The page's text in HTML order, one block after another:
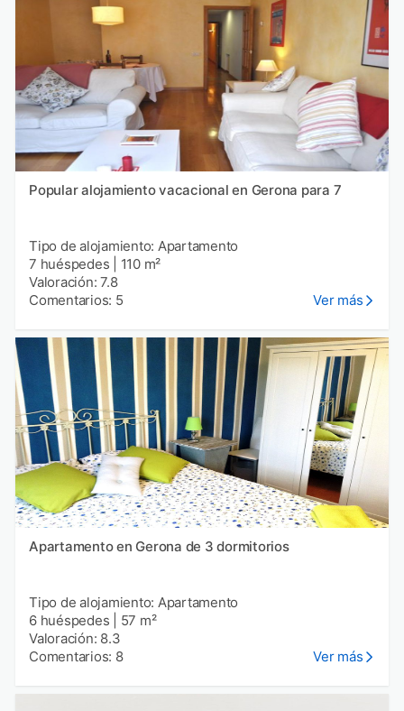
Popular alojamiento vacacional en Gerona para 7
Tipo de alojamiento: Apartamento
7 huéspedes
110 m²
Valoración: 7.8
Comentarios: 5
Ver más
Apartamento en Gerona de 3 dormitorios
Tipo de alojamiento: Apartamento
6 huéspedes
57 m²
Valoración: 8.3
Comentarios: 8
Ver más